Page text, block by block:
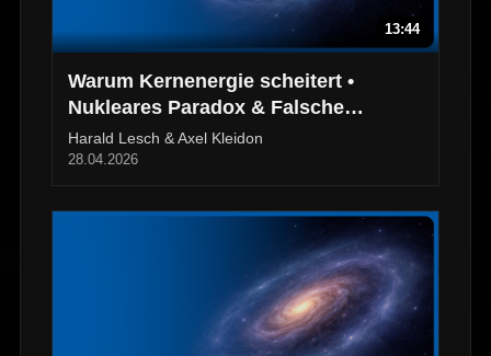
13:44
Warum Kernenergie scheitert •
Nukleares Paradox & Falsche
Prognosen?
Harald Lesch & Axel Kleidon
28.04.2026